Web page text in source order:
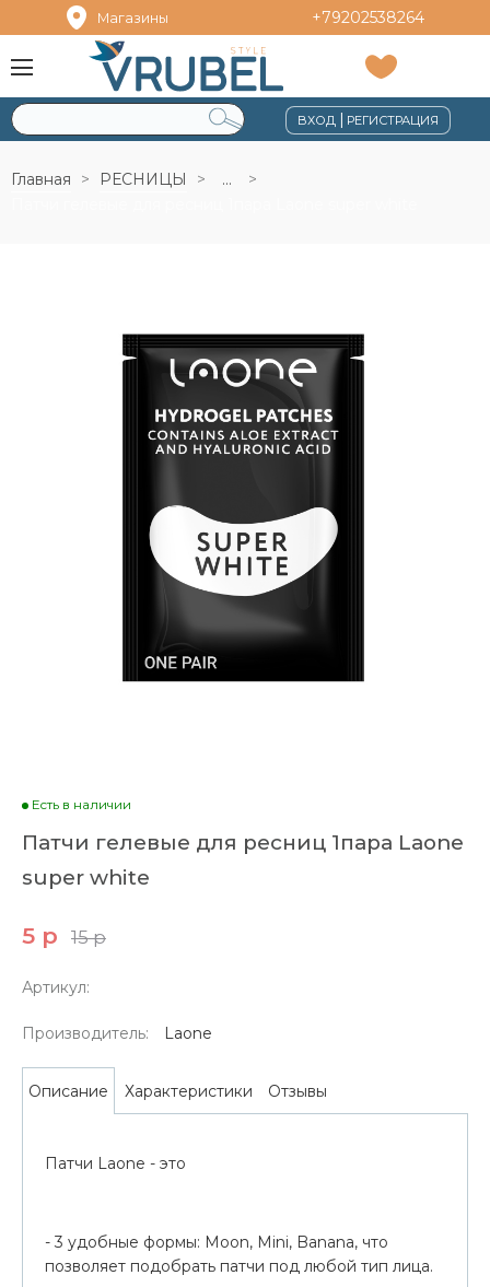
Магазины +79202538264
ВХОД |РЕГИСТРАЦИЯ
Главная РЕСНИЦЫ
...
Есть в наличии
Патчи гелевые для ресниц 1пара Laone
super white
5 р 15 р
Артикул:
Производитель: Laone
Описание Характеристики Отзывы
Патчи Laone - это
- 3 удобные формы: Moon, Mini, Banana, что
позволяет подобрать патчи под любой тип лица.